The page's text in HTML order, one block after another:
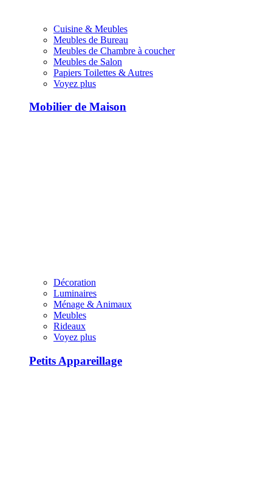
Cuisine & Meubles
Meubles de Bureau
Meubles de Chambre à coucher
Meubles de Salon
Papiers Toilettes & Autres
Voyez plus
Mobilier de Maison
Décoration
Luminaires
Ménage & Animaux
Meubles
Rideaux
Voyez plus
Petits Appareillage